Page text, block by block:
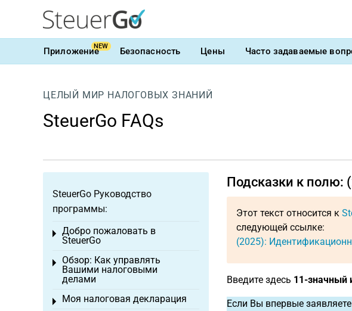
ПриложениеNEW Безопасность Цены Часто задаваемые
ЦЕЛЫЙ МИР НАЛОГОВЫХ ЗНАНИЙ
SteuerGo FAQs
Подсказки к
Этот текст относится к
следующей ссылке:
(2025):
Введите здесь 11-значный
Если Вы впервые
SteuerGo Руководство
программы:
Добро пожаловать в
SteuerGo
Toggle menu
Обзор: Как управлять
Вашими налоговыми
делами
Toggle menu
Моя налоговая декларация
Toggle menu